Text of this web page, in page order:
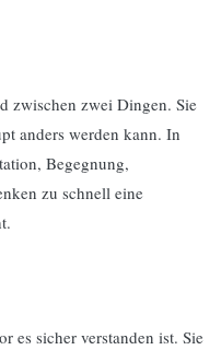
zwischen zwei Dingen. Sie
anders werden kann. In
Begegnung,
zu schnell eine
es sicher verstanden ist. Sie